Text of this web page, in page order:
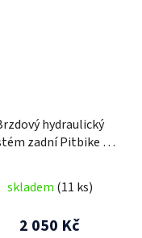
hydraulický
zadní Pitbike E-
skladem (11 ks)
2 050 Kč